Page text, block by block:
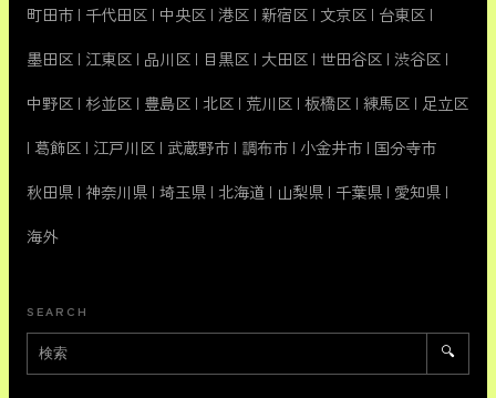
町田市 | 千代田区 | 中央区 | 港区 | 新宿区 | 文京区 | 台東区 |
墨田区 | 江東区 | 品川区 | 目黒区 | 大田区 | 世田谷区 | 渋谷区 |
中野区 | 杉並区 | 豊島区 | 北区 | 荒川区 | 板橋区 | 練馬区 | 足立区
| 葛飾区 | 江戸川区 | 武蔵野市 | 調布市 | 小金井市 | 国分寺市
秋田県 | 神奈川県 | 埼玉県 | 北海道 | 山梨県 | 千葉県 | 愛知県 |
海外
SEARCH
🔍